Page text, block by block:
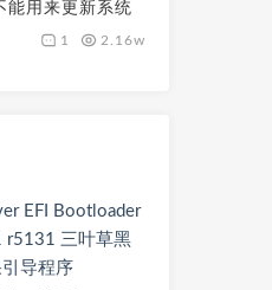
能用来更新系统
1 2.16w
EFI Bootloader
r5131 三叶草黑
导程序